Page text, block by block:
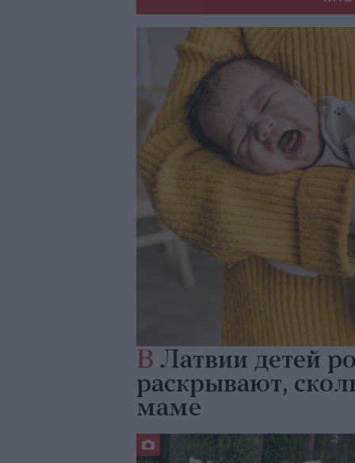
В Латвии детей
раскрывают,
маме